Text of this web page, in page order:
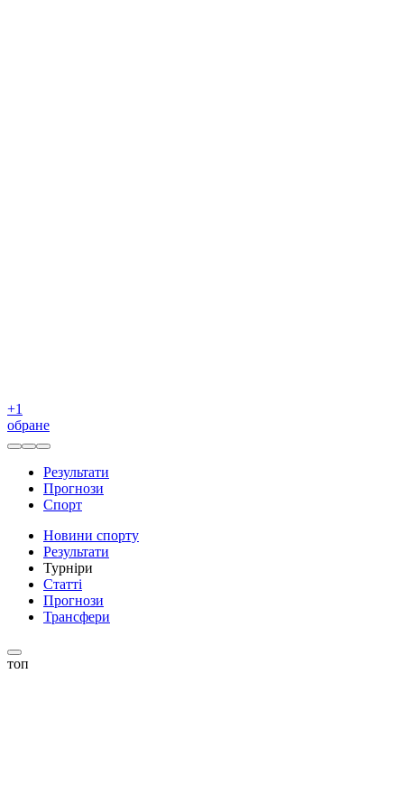
+1
обране
Результати
Прогнози
Спорт
Новини спорту
Результати
Турніри
Статті
Прогнози
Трансфери
топ